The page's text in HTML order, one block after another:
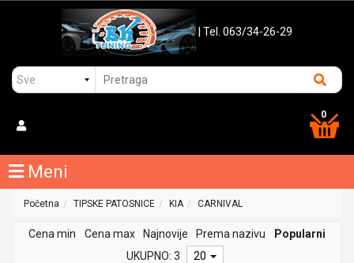
| Tel. 063/34-26-29
0
Meni
Početna TIPSKE PATOSNICE KIA CARNIVAL
Cena min Cena max Najnovije Prema nazivu
Popularni
UKUPNO: 3
20